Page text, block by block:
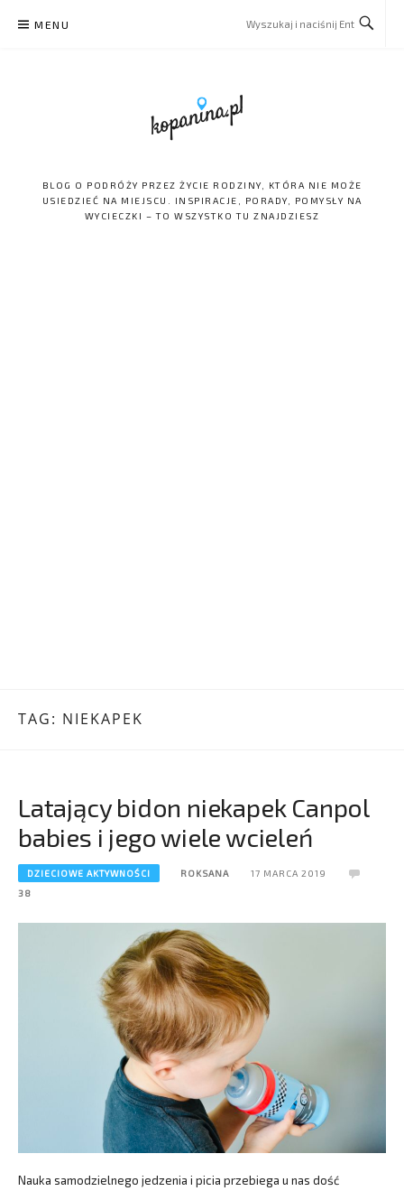
MENU
BLOG O PODRÓŻY PRZEZ ŻYCIE RODZINY, KTÓRA NIE MOŻE
USIEDZIEĆ NA MIEJSCU. INSPIRACJE, PORADY, POMYSŁY NA
WYCIECZKI – TO WSZYSTKO TU ZNAJDZIESZ
TAG: NIEKAPEK
Latający bidon niekapek Canpol
babies i jego wiele wcieleń
DZIECIOWE AKTYWNOŚCI ROKSANA
17 MARCA 2019
38
Nauka samodzielnego jedzenia i picia przebiega u nas dość